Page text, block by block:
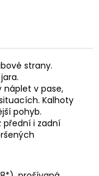
strany.
náplet v pase,
Kalhoty
pohyb.
přední i zadní